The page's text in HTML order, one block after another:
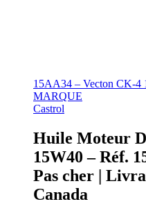
15AA34 – Vecton CK-4
MARQUE
Castrol
Huile Moteur
15W40 – Réf.
Pas cher |
Canada